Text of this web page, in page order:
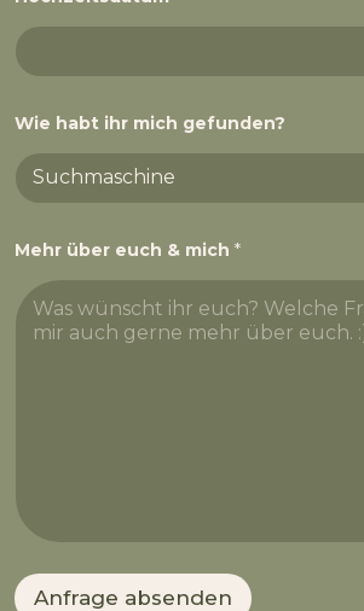
Wie habt ihr mich gefunden?
Mehr über euch & mich *
Anfrage absenden